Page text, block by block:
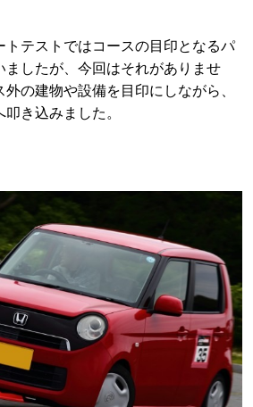
トテストではコースの目印となるパ
ましたが、今回はそれがありませ
の建物や設備を目印にしながら、
き込みました。